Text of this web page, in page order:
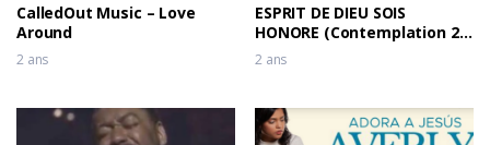
CalledOut Music – Love
Around
2 ans
ESPRIT DE DIEU SOIS
HONORE (Contemplation 2)
– DEREK-JONES
2 ans